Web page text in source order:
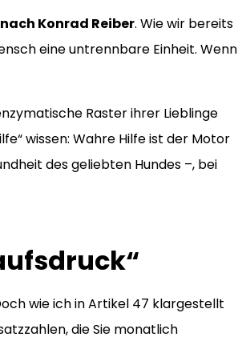
Konrad Reiber. Wie wir bereits
eine untrennbare Einheit. Wenn
Raster ihrer Lieblinge
wissen: Wahre Hilfe ist der Motor
des geliebten Hundes –, bei
wie ich in Artikel 47 klargestellt
die Sie monatlich